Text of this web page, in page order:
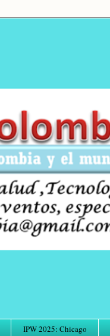
IPW 2025: Chicago